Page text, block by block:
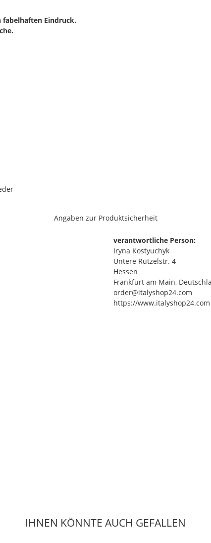
fabelhaften Eindruck.
Angaben zur Produktsicherheit
verantwortliche Person:
Iryna Kostyuchyk
Untere Rützelstr. 4
Hessen
Frankfurt am Main,
order@italyshop24.com
https://www.italyshop24.com
IHNEN KÖNNTE AUCH GEFALLEN